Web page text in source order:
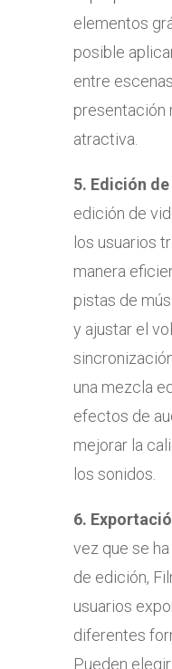
elementos
posible
entre
presentación
atractiva.
5. Edición
edición de
los usuarios
manera
pistas de
y ajustar el
una mezcla
efectos de
mejorar la
los sonidos.
6.
vez que se
de edición,
usuarios
diferentes
Pueden